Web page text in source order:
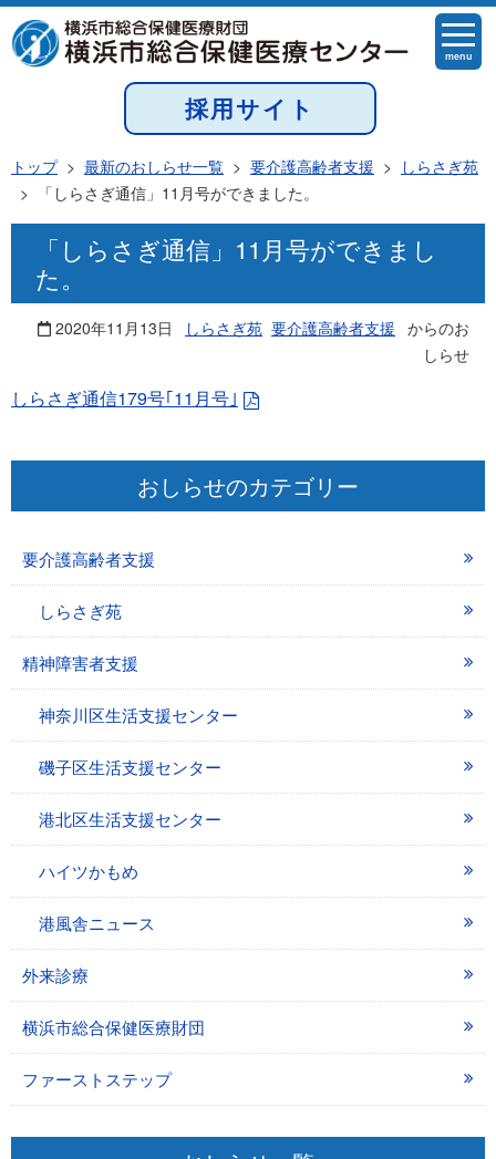
menu
採用サイト
トップ> 最新のおしらせ一覧 > 要介護高齢者支援 > しらさぎ苑
>
「しらさぎ通信」11月号ができました。
「しらさぎ通信」11月号ができまし
た。
2020年11月13日 しらさぎ苑 要介護高齢者支援 からのお
しらせ
しらさぎ通信179号｢11月号｣
おしらせのカテゴリー
要介護高齢者支援
しらさぎ苑
精神障害者支援
神奈川区生活支援センター
磯子区生活支援センター
港北区生活支援センター
ハイツかもめ
港風舎ニュース
外来診療
横浜市総合保健医療財団
ファーストステップ